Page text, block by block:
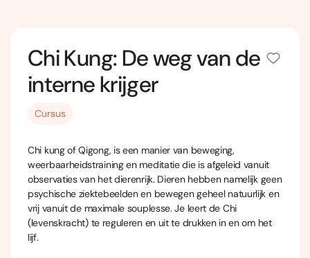
Chi Kung: De weg van de
interne krijger
Cursus
Chi kung of Qigong, is een manier van beweging,
weerbaarheidstraining en meditatie die is afgeleid vanuit
observaties van het dierenrijk. Dieren hebben namelijk geen
psychische ziektebeelden en bewegen geheel natuurlijk en
vrij vanuit de maximale souplesse. Je leert de Chi
(levenskracht) te reguleren en uit te drukken in en om het
lijf.